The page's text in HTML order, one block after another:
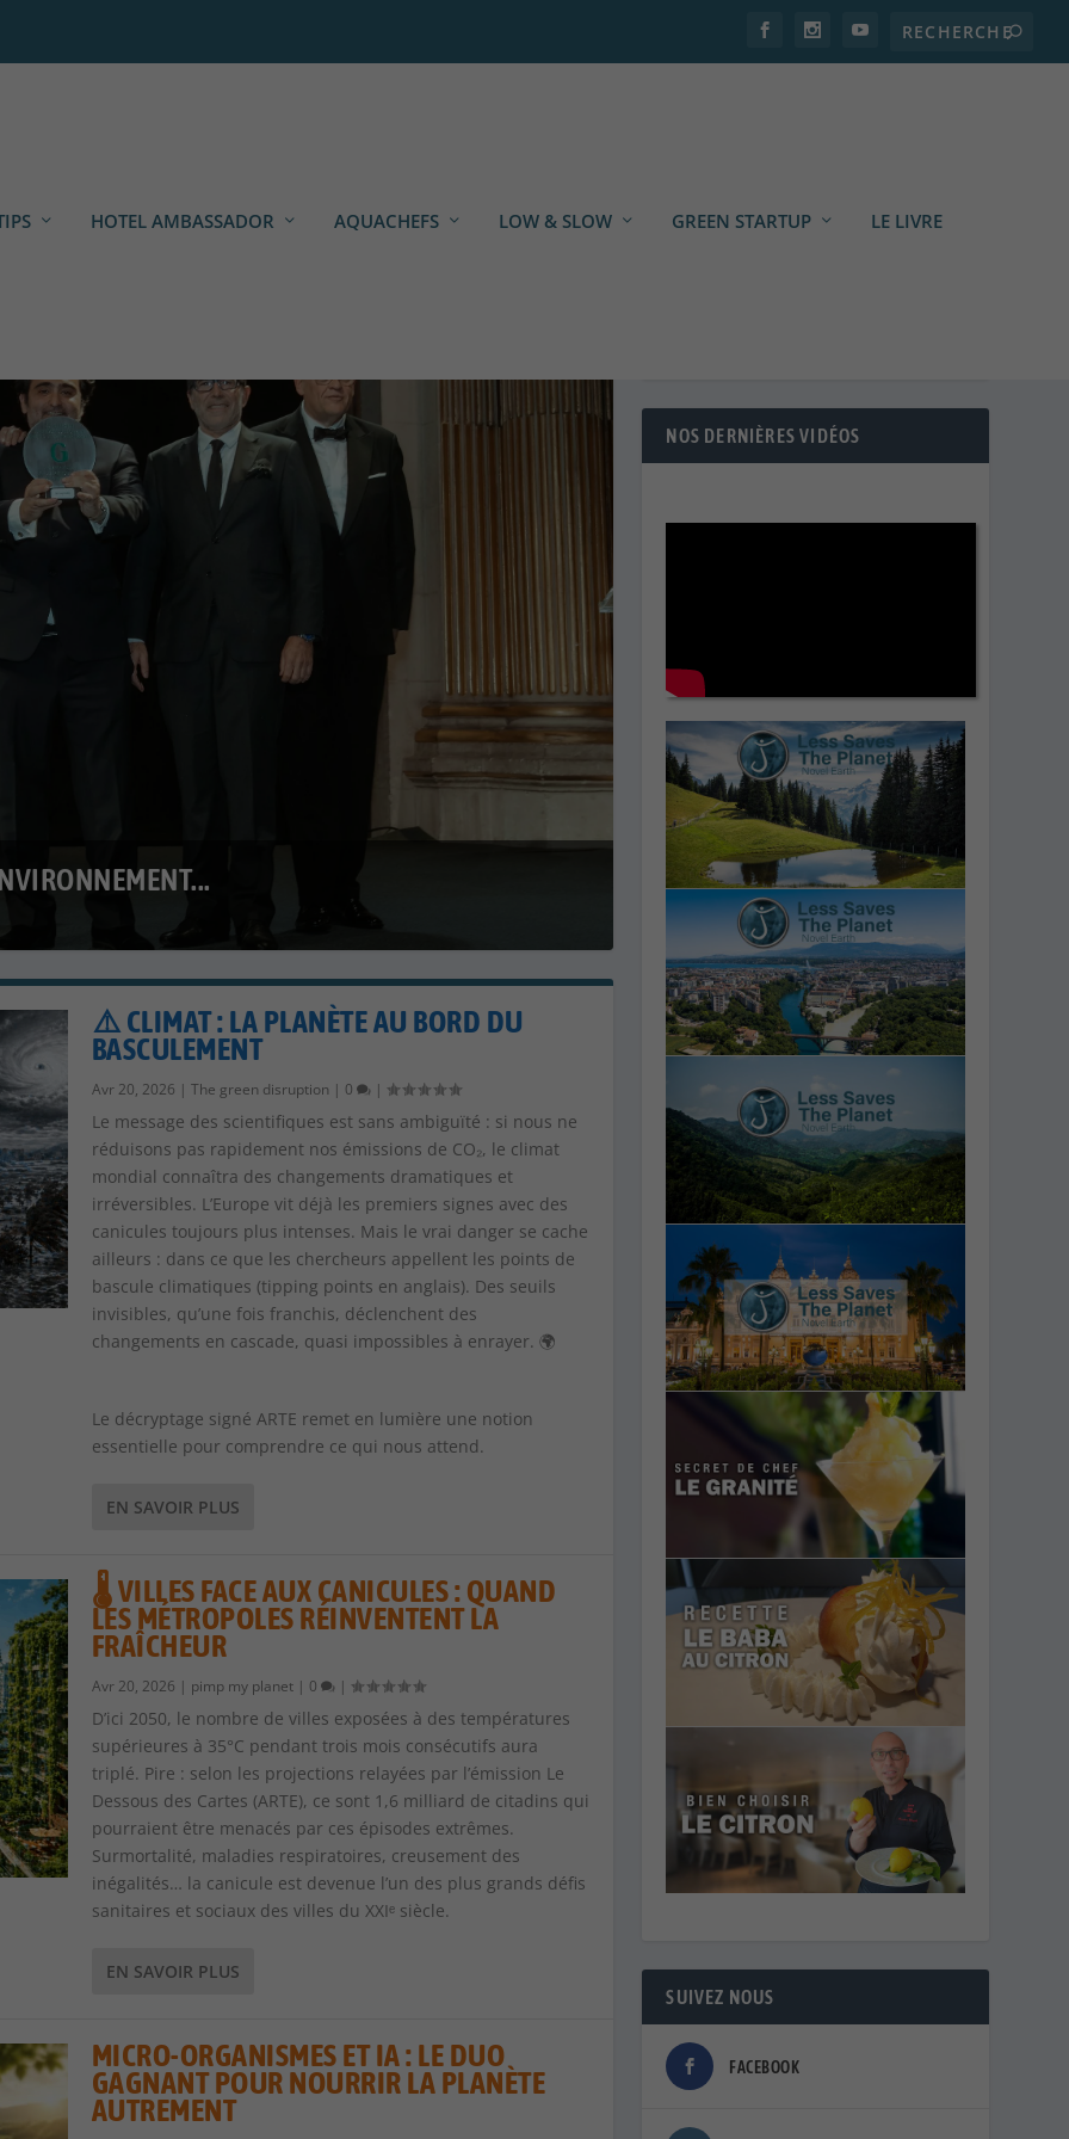
HOTEL AMBASSADOR AQUACHEFS LOW & SLOW GREEN STARTUP LE LIVRE
RESPO...
ET 100% ÉCOR...
: LORSQUE ...
UNE CUISI...
⚠️ CLIMAT : LA PLANÈTE AU BORD DU
BASCULEMENT
Avr 20, 2026 | The green disruption | 0 |
Le message des scientifiques est sans ambiguïté : si nous ne
réduisons pas rapidement nos émissions de CO₂, le climat
mondial connaîtra des changements dramatiques et
irréversibles. L’Europe vit déjà les premiers signes avec des
canicules toujours plus intenses. Mais le vrai danger se cache
ailleurs : dans ce que les chercheurs appellent les points de
bascule climatiques (tipping points en anglais). Des seuils
invisibles, qu’une fois franchis, déclenchent des
changements en cascade, quasi impossibles à enrayer. 🌍
Le décryptage signé ARTE remet en lumière une notion
essentielle pour comprendre ce qui nous attend.
EN SAVOIR PLUS
🌡️ VILLES FACE AUX CANICULES : QUAND
LES MÉTROPOLES RÉINVENTENT LA
FRAÎCHEUR
Avr 20, 2026 | pimp my planet| 0 |
D’ici 2050, le nombre de villes exposées à des températures
supérieures à 35°C pendant trois mois consécutifs aura
triplé. Pire : selon les projections relayées par l’émission Le
Dessous des Cartes (ARTE), ce sont 1,6 milliard de citadins qui
pourraient être menacés par ces épisodes extrêmes.
Surmortalité, maladies respiratoires, creusement des
inégalités… la canicule est devenue l’un des plus grands défis
sanitaires et sociaux des villes du XXIᵉ siècle.
EN SAVOIR PLUS
MICRO-ORGANISMES ET IA : LE DUO
GAGNANT POUR NOURRIR LA PLANÈTE
AUTREMENT
NOS DERNIÈRES VIDÉOS
SUIVEZ NOUS
FACEBOOK